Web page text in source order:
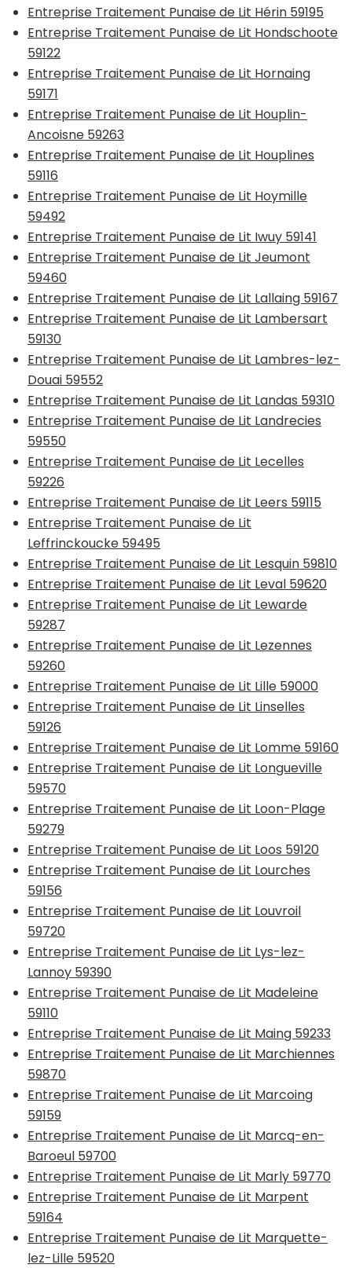
Entreprise Traitement Punaise de Lit Hérin 59195
Entreprise Traitement Punaise de Lit Hondschoote
59122
Entreprise Traitement Punaise de Lit Hornaing
59171
Entreprise Traitement Punaise de Lit Houplin-
Ancoisne 59263
Entreprise Traitement Punaise de Lit Houplines
59116
Entreprise Traitement Punaise de Lit Hoymille
59492
Entreprise Traitement Punaise de Lit Iwuy 59141
Entreprise Traitement Punaise de Lit Jeumont
59460
Entreprise Traitement Punaise de Lit Lallaing 59167
Entreprise Traitement Punaise de Lit Lambersart
59130
Entreprise Traitement Punaise de Lit Lambres-lez-
Douai 59552
Entreprise Traitement Punaise de Lit Landas 59310
Entreprise Traitement Punaise de Lit Landrecies
59550
Entreprise Traitement Punaise de Lit Lecelles
59226
Entreprise Traitement Punaise de Lit Leers 59115
Entreprise Traitement Punaise de Lit
Leffrinckoucke 59495
Entreprise Traitement Punaise de Lit Lesquin 59810
Entreprise Traitement Punaise de Lit Leval 59620
Entreprise Traitement Punaise de Lit Lewarde
59287
Entreprise Traitement Punaise de Lit Lezennes
59260
Entreprise Traitement Punaise de Lit Lille 59000
Entreprise Traitement Punaise de Lit Linselles
59126
Entreprise Traitement Punaise de Lit Lomme 59160
Entreprise Traitement Punaise de Lit Longueville
59570
Entreprise Traitement Punaise de Lit Loon-Plage
59279
Entreprise Traitement Punaise de Lit Loos 59120
Entreprise Traitement Punaise de Lit Lourches
59156
Entreprise Traitement Punaise de Lit Louvroil
59720
Entreprise Traitement Punaise de Lit Lys-lez-
Lannoy 59390
Entreprise Traitement Punaise de Lit Madeleine
59110
Entreprise Traitement Punaise de Lit Maing 59233
Entreprise Traitement Punaise de Lit Marchiennes
59870
Entreprise Traitement Punaise de Lit Marcoing
59159
Entreprise Traitement Punaise de Lit Marcq-en-
Baroeul 59700
Entreprise Traitement Punaise de Lit Marly 59770
Entreprise Traitement Punaise de Lit Marpent
59164
Entreprise Traitement Punaise de Lit Marquette-
lez-Lille 59520